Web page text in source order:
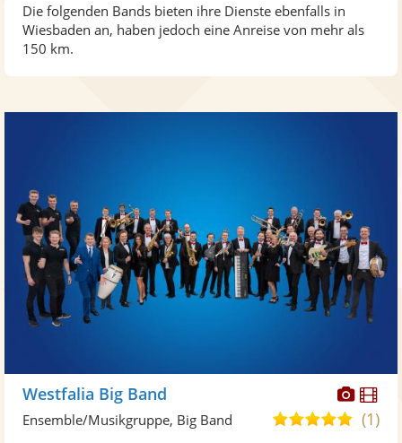
Die folgenden Bands bieten ihre Dienste ebenfalls in
Wiesbaden an, haben jedoch eine Anreise von mehr als
150 km.
Westfalia Big Band
5,0(1)
Ensemble/Musikgruppe, Big Band